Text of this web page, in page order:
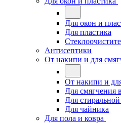
Для окон и
Для пластика
Антисептики
От накипи и для
От накипи и
Для смягчения
Для
Для чайника
Для пола и ковра